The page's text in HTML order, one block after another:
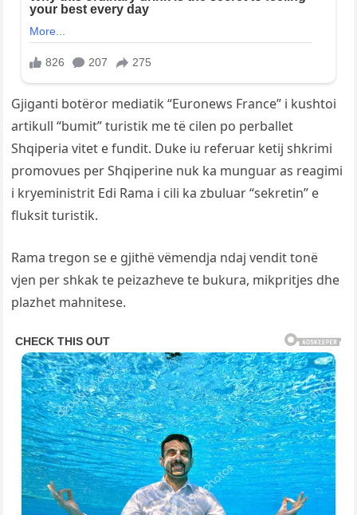
Gjiganti botëror mediatik “Euronews France” i kushtoi
artikull “bumit” turistik me të cilen po perballet
Shqiperia vitet e fundit. Duke iu referuar ketij shkrimi
promovues per Shqiperine nuk ka munguar as reagimi
i kryeministrit Edi Rama i cili ka zbuluar “sekretin” e
fluksit turistik.
Rama tregon se e gjithë vëmendja ndaj vendit tonë
vjen per shkak te peizazheve te bukura, mikpritjes dhe
plazhet mahnitese.